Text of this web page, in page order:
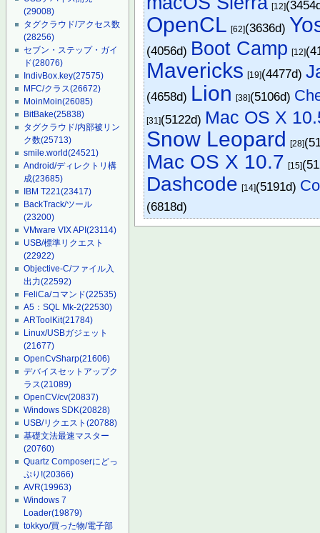
(29008)
タグクラウド/アクセス数
(28256)
セブン・ステップ・ガイ
ド(28076)
IndivBox.key(27575)
MFC/クラス(26672)
MoinMoin(26085)
BitBake(25838)
タグクラウド/内部被リン
ク数(25713)
smile.world(24521)
Android/ディレクトリ構
成(23685)
IBM T221(23417)
BackTrack/ツール
(23200)
VMware VIX API(23114)
USB/標準リクエスト
(22922)
Objective-C/ファイル入
出力(22592)
FeliCa/コマンド(22535)
A5：SQL Mk-2(22530)
ARToolKit(21784)
Linux/USBガジェット
(21677)
OpenCvSharp(21606)
デバイスセットアップク
ラス(21089)
OpenCV/cv(20837)
Windows SDK(20828)
USB/リクエスト(20788)
基礎文法最速マスター
(20760)
Quartz Composerにどっ
ぷり!(20366)
AVR(19963)
Windows 7
Loader(19879)
tokkyo/買った物/電子部
[12]
OpenCL [62](3636d)
(4056d) Boot Camp [12]
Mavericks [19](4477d)
(4658d) Lion [38](5106d)
[31](5122d) Mac OS X
Snow Leopard [28]
Mac OS X 10.7 [15]
Dashcode [14](5191d)
(6818d)